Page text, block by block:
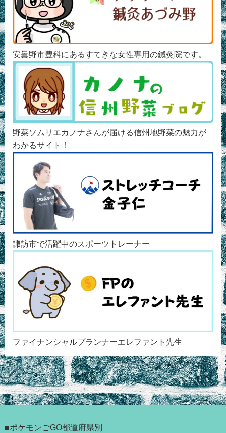
安曇野市豊科にあるすてきな女性専用の鍼灸院です。
野菜ソムリエカノナさんが届ける信州地野菜の魅力が
わかるサイト！
諏訪市で活躍中のスポーツトレーナー
ファイナンシャルプランナーエレファント先生
■ポケモンごGO都道府県別